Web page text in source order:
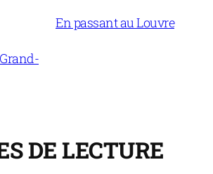
En passant au Louvre
DE LECTURE